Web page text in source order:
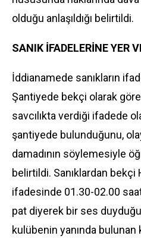
olduğu anlaşıldığı belirtildi.
SANIK İFADELERİNE YER
İddianamede sanıkların
Şantiyede bekçi olarak
savcılıkta verdiği ifadede
şantiyede bulunduğunu,
damadının söylemesiyle
belirtildi. Sanıklardan bekçi
ifadesinde 01.30-02.00
pat diyerek bir ses
kulübenin yanında bulunan